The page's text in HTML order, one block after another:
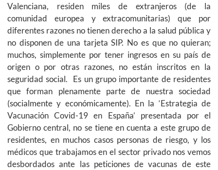
Valenciana, residen miles de extranjeros (de la
comunidad europea y extracomunitarias) que por
diferentes razones no tienen derecho a la salud pública y
no disponen de una tarjeta SIP. No es que no quieran;
muchos, simplemente por tener ingresos en su país de
origen o por otras razones, no están inscritos en la
seguridad social. Es un grupo importante de residentes
que forman plenamente parte de nuestra sociedad
(socialmente y económicamente). En la ‘Estrategia de
Vacunación Covid-19 en España’ presentada por el
Gobierno central, no se tiene en cuenta a este grupo de
residentes, en muchos casos personas de riesgo, y los
médicos que trabajamos en el sector privado nos vemos
desbordados ante las peticiones de vacunas de este